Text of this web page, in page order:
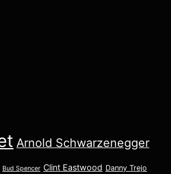
Arnold Schwarzenegger
Bud Spencer Clint Eastwood Danny Trejo